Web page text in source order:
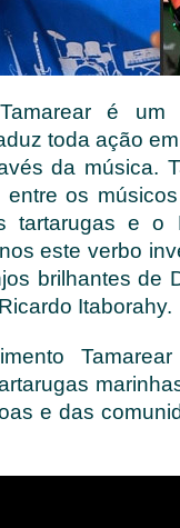
é um
toda ação
da música.
os
tartarugas e o
este verbo
brilhantes de
e das